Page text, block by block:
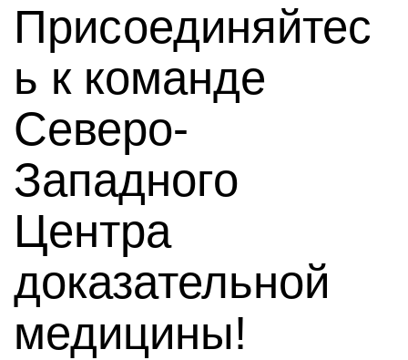
Присоединяйтес
ь к команде
Северо-
Западного
Центра
доказательной
медицины!